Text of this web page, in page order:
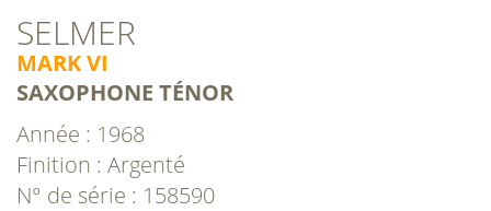
SELMER
MARK VI
SAXOPHONE TÉNOR
Année : 1968
Finition : Argenté
N° de série : 158590